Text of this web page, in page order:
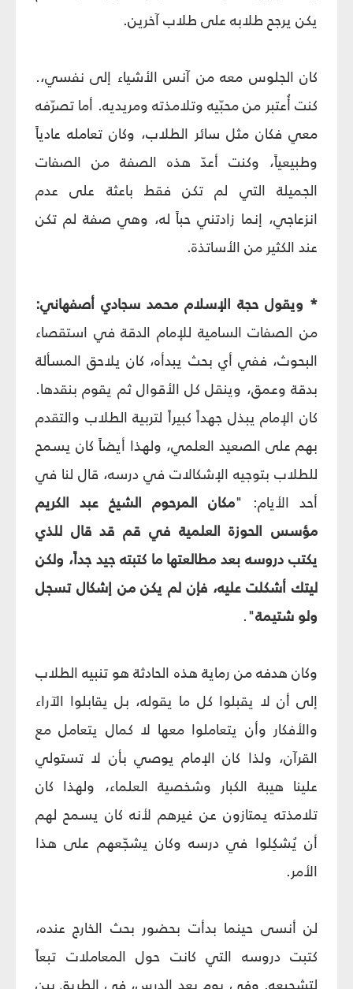
يكن يرجح طلابه على طلاب آخرين.
كان الجلوس معه من آنس الأشياء إلى نفسي،.
كنت أُعتبر من محبّيه وتلامذته ومريديه. أما تصرّفه
معي فكان مثل سائر الطلاب، وكان تعامله عادياً
وطبيعياً، وكنت أعدّ هذه الصفة من الصفات
الجميلة التي لم تكن فقط باعثة على عدم
انزعاجي، إنما زادتني حباً له، وهي صفة لم تكن
عند الكثير من الأساتذة.
* ويقول حجة الإسلام محمد سجادي أصفهاني:
من الصفات السامية للإمام الدقة في استقصاء
البحوث، ففي أي بحث يبدأه، كان يلاحق المسألة
بدقة وعمق، وينقل كل الأقوال ثم يقوم بنقدها.
كان الإمام يبذل جهداً كبيراً لتربية الطلاب والتقدم
بهم على الصعيد العلمي، ولهذا أيضاً كان يسمح
للطلاب بتوجيه الإشكالات في درسه، قال لنا في
أحد الأيام: "مكان المرحوم الشيخ عبد الكريم
مؤسس الحوزة العلمية في قم قد قال للذي
يكتب دروسه بعد مطالعتها ما كتبته جيد جداً، ولكن
ليتك أشكلت عليه، فإن لم يكن من إشكال تسجل
ولو شتيمة".
وكان هدفه من رماية هذه الحادثة هو تنبيه الطلاب
إلى أن لا يقبلوا كل ما يقوله، بل يقابلوا الآراء
والأفكار وأن يتعاملوا معها لا كمال يتعامل مع
القرآن، ولذا كان الإمام يوصي بأن لا تستولي
علينا هيبة الكبار وشخصية العلماء، ولهذا كان
تلامذته يمتازون عن غيرهم لأنه كان يسمح لهم
أن يُشكِلوا في درسه وكان يشجّعهم على هذا
الأمر.
لن أنسى حينما بدأت بحضور بحث الخارج عنده،
كتبت دروسه التي كانت حول المعاملات تبعاً